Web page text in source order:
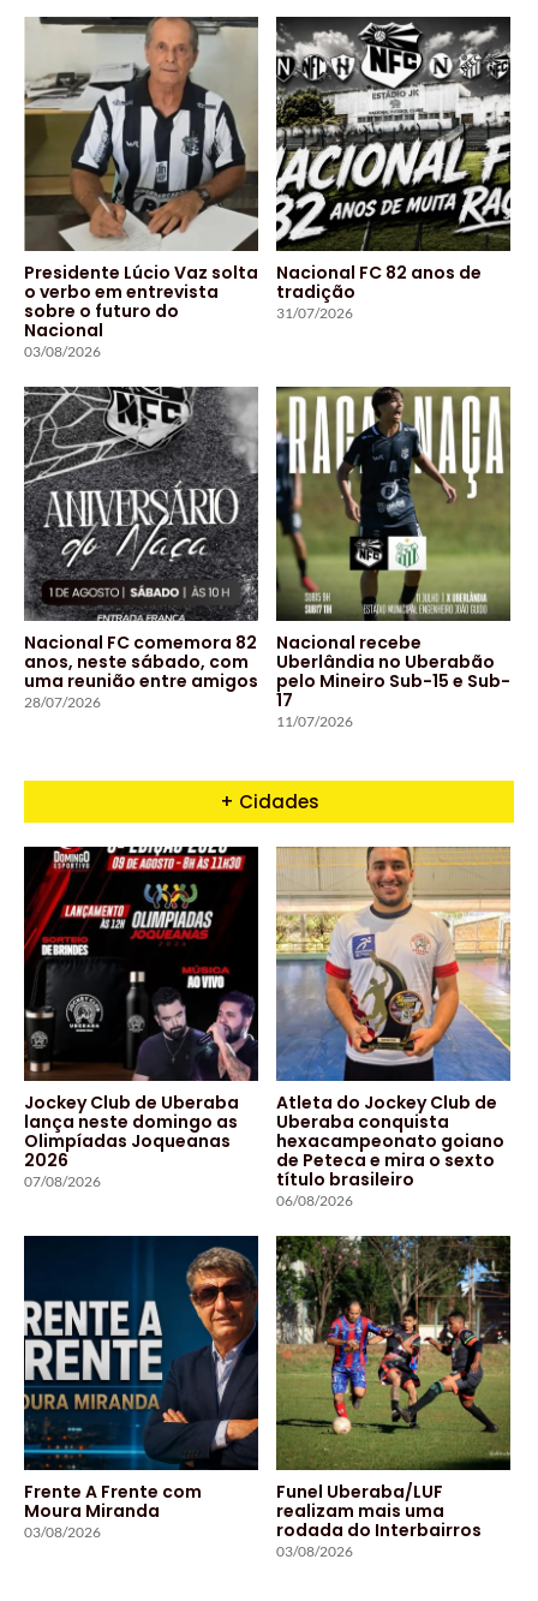
Presidente Lúcio Vaz solta
o verbo em entrevista
sobre o futuro do
Nacional
03/08/2026
Nacional FC 82 anos de
tradição
31/07/2026
Nacional FC comemora 82
anos, neste sábado, com
uma reunião entre amigos
28/07/2026
Nacional recebe
Uberlândia no Uberabão
pelo Mineiro Sub-15 e Sub-
17
11/07/2026
+ Cidades
Jockey Club de Uberaba
lança neste domingo as
Olimpíadas Joqueanas
2026
07/08/2026
Atleta do Jockey Club de
Uberaba conquista
hexacampeonato goiano
de Peteca e mira o sexto
título brasileiro
06/08/2026
Frente A Frente com
Moura Miranda
03/08/2026
Funel Uberaba/LUF
realizam mais uma
rodada do Interbairros
03/08/2026